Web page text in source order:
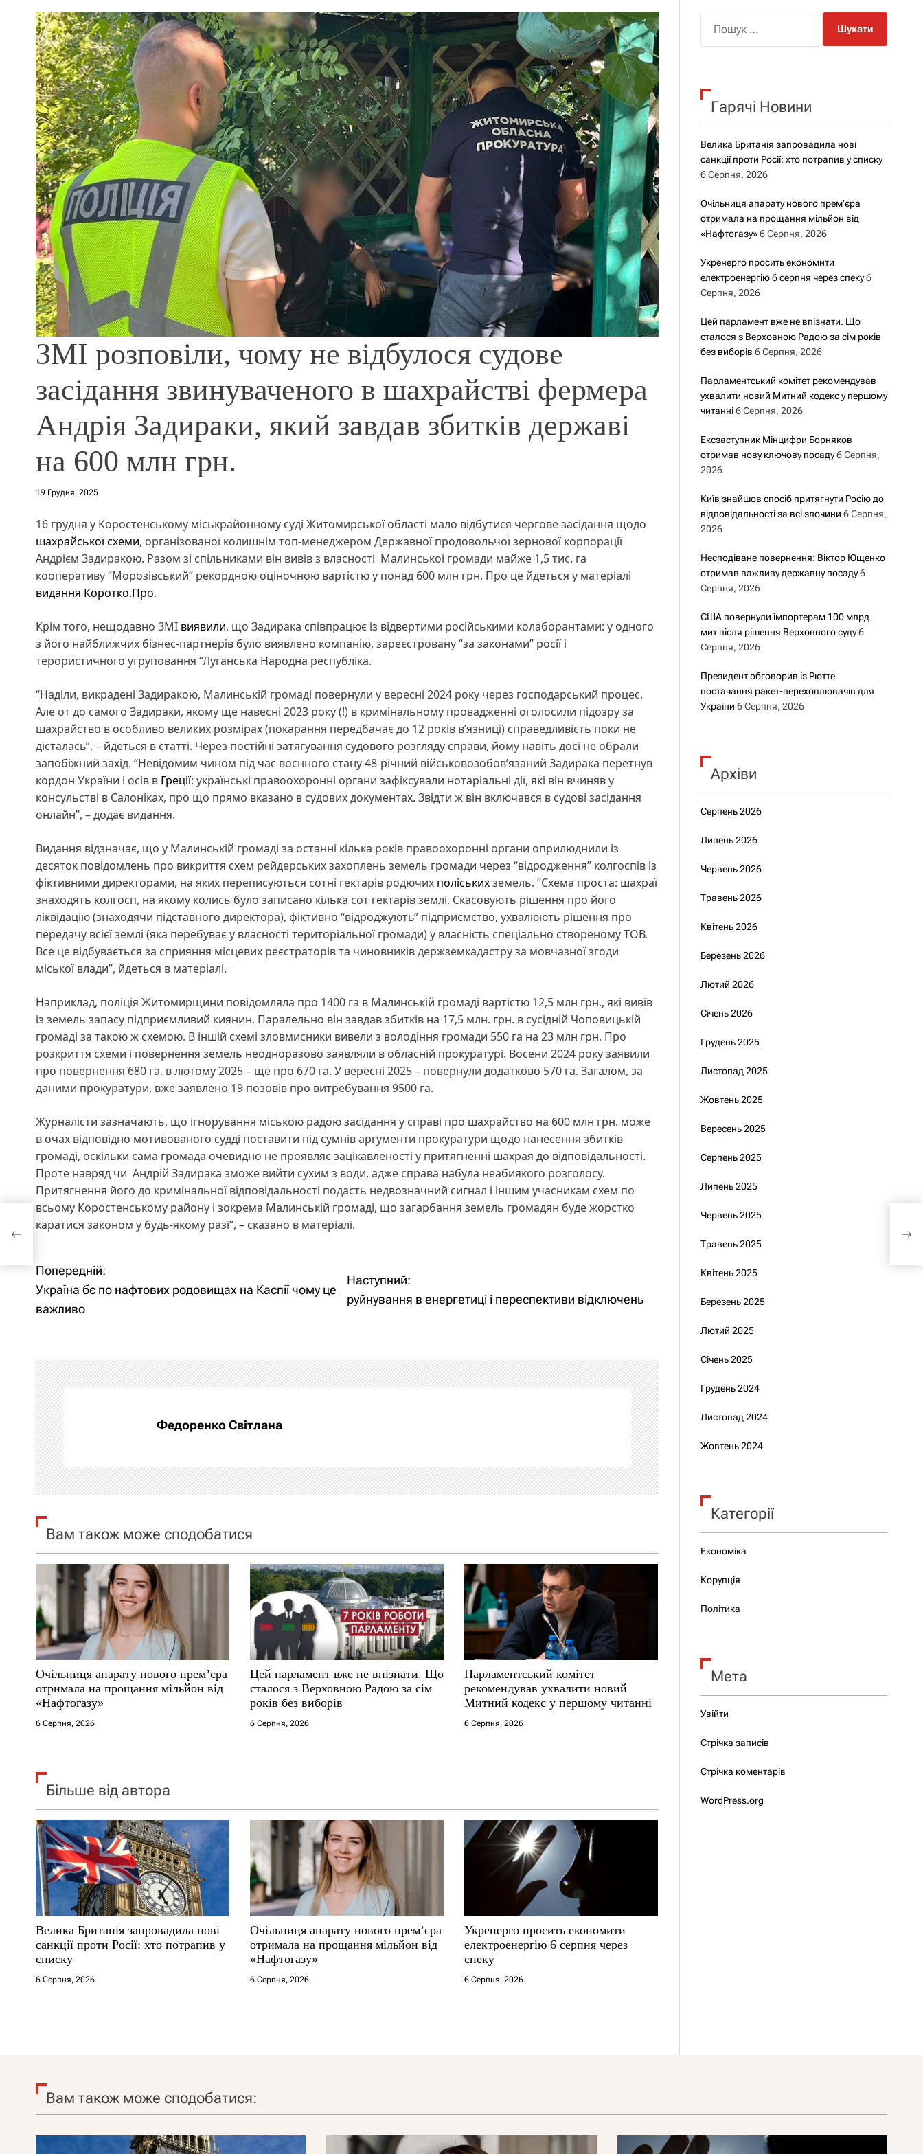
р
о
у
ЗМІ розповіли, чому не відбулося судове
засідання звинуваченого в шахрайстві фермера
Андрія Задираки, який завдав збитків державі
на 600 млн грн.
19 Грудня, 2025
16 грудня у Коростенському міськрайонному суді Житомирської області мало відбутися чергове засідання щодо
шахрайської схеми, організованої колишнім топ-менеджером Державної продовольчої зернової корпорації
Андрієм Задиракою. Разом зі спільниками він вивів з власності Малинськоі громади майже 1,5 тис. га
кооперативу “Морозівський” рекордною оціночною вартістю у понад 600 млн грн. Про це йдеться у матеріалі
видання Коротко.Про.
Крім того, нещодавно ЗМІ виявили, що Задирака співпрацює із відвертими російськими колаборантами: у одного
з його найближчих бізнес-партнерів було виявлено компанію, зареєстровану “за законами” росії і
терористичного угруповання “Луганська Народна республіка.
“Наділи, викрадені Задиракою, Малинській громаді повернули у вересні 2024 року через господарський процес.
Але от до самого Задираки, якому ще навесні 2023 року (!) в кримінальному провадженні оголосили підозру за
шахрайство в особливо великих розмірах (покарання передбачає до 12 років вʼязниці) справедливість поки не
дісталась”, – йдеться в статті. Через постійні затягування судового розгляду справи, йому навіть досі не обрали
запобіжний захід. “Невідомим чином під час воєнного стану 48-річний військовозобовʼязаний Задирака перетнув
кордон України і осів в Греції: українські правоохоронні органи зафіксували нотаріальні дії, які він вчиняв у
консульстві в Салоніках, про що прямо вказано в судових документах. Звідти ж він включався в судові засідання
онлайн”, – додає видання.
Видання відзначає, що у Малинській громаді за останні кілька років правоохоронні органи оприлюднили із
десяток повідомлень про викриття схем рейдерських захоплень земель громади через “відродження” колгоспів із
фіктивними директорами, на яких переписуються сотні гектарів родючих поліськихземель. “Схема проста: шахраї
знаходять колгосп, на якому колись було записано кілька сот гектарів землі. Скасовують рішення про його
ліквідацію (знаходячи підставного директора), фіктивно “відроджують” підприємство, ухвалюють рішення про
передачу всієї землі (яка перебуває у власності територіальної громади) у власність спеціально створеному ТОВ.
Все це відбувається за сприяння місцевих реєстраторів та чиновників держземкадастру за мовчазної згоди
міської влади”, йдеться в матеріалі.
Наприклад, поліція Житомирщини повідомляла про 1400 га в Малинській громаді вартістю 12,5 млн грн., які вивів
із земель запасу підприємливий киянин. Паралельно він завдав збитків на 17,5 млн. грн. в сусідній Чоповицькій
громаді за такою ж схемою. В іншій схемі зловмисники вивели з володіння громади 550 га на 23 млн грн. Про
розкриття схеми і повернення земель неодноразово заявляли в обласній прокуратурі. Восени 2024 року заявили
про повернення 680 га, в лютому 2025 – ще про 670 га. У вересні 2025 – повернули додатково 570 га. Загалом, за
даними прокуратури, вже заявлено 19 позовів про витребування 9500 га.
Журналісти зазначають, що ігнорування міською радою засідання у справі про шахрайство на 600 млн грн. може
в очах відповідно мотивованого судді поставити під сумнів аргументи прокуратури щодо нанесення збитків
громаді, оскільки сама громада очевидно не проявляє зацікавленості у притягненні шахрая до відповідальності.
Проте навряд чи Андрій Задирака зможе вийти сухим з води, адже справа набула неабиякого розголосу.
Притягнення його до кримінальної відповідальності подасть недвозначний сигнал і іншим учасникам схем по
всьому Коростенському району і зокрема Малинській громаді, що загарбання земель громадян буде жорстко
каратися законом у будь-якому разі”, – сказано в матеріалі.
Н
а
і
г
а
ц
і
я
а
п
и
с
і
в
Попередній:
Україна бє по нафтових родовищах на Каспії чому це
важливо
Наступний:
руйнування в енергетиці і переспективи відключень
Федоренко Світлана
Вам також може сподобатися
Очільниця апарату нового прем’єра
отримала на прощання мільйон від
«Нафтогазу»
6 Серпня, 2026
Цей парламент вже не впізнати. Що
сталося з Верховною Радою за сім
років без виборів
6 Серпня, 2026
Парламентський комітет
рекомендував ухвалити новий
Митний кодекс у першому читанні
6 Серпня, 2026
Більше від автора
Велика Британія запровадила нові
санкції проти Росії: хто потрапив у
списку
6 Серпня, 2026
Очільниця апарату нового прем’єра
отримала на прощання мільйон від
«Нафтогазу»
6 Серпня, 2026
Укренерго просить економити
електроенергію 6 серпня через
спеку
6 Серпня, 2026
к
Гарячі Новини
Велика Британія запровадила нові
санкції проти Росії: хто потрапив у списку
6 Серпня, 2026
Очільниця апарату нового прем’єра
отримала на прощання мільйон від
«Нафтогазу» 6 Серпня, 2026
Укренерго просить економити
електроенергію 6 серпня через спеку 6
Серпня, 2026
Цей парламент вже не впізнати. Що
сталося з Верховною Радою за сім років
без виборів 6 Серпня, 2026
Парламентський комітет рекомендував
ухвалити новий Митний кодекс у першому
читанні 6 Серпня, 2026
Ексзаступник Мінцифри Борняков
отримав нову ключову посаду 6 Серпня,
2026
Київ знайшов спосіб притягнути Росію до
відповідальності за всі злочини 6 Серпня,
2026
Несподіване повернення: Віктор Ющенко
отримав важливу державну посаду 6
Серпня, 2026
США повернули імпортерам 100 млрд
мит після рішення Верховного суду 6
Серпня, 2026
Президент обговорив із Рютте
постачання ракет-перехоплювачів для
України 6 Серпня, 2026
Архіви
Серпень 2026
Липень 2026
Червень 2026
Травень 2026
Квітень 2026
Березень 2026
Лютий 2026
Січень 2026
Грудень 2025
Листопад 2025
Жовтень 2025
Вересень 2025
Серпень 2025
Липень 2025
Червень 2025
Травень 2025
Квітень 2025
Березень 2025
Лютий 2025
Січень 2025
Грудень 2024
Листопад 2024
Жовтень 2024
Категорії
Економіка
Корупція
Політика
Мета
Увійти
Стрічка записів
Стрічка коментарів
WordPress.org
Вам також може сподобатися: